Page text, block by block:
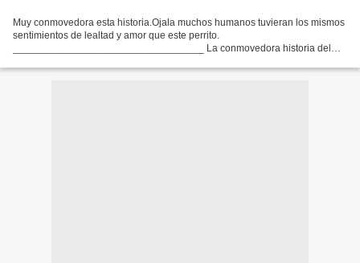
Muy conmovedora esta historia.Ojala muchos humanos tuvieran los mismos
sentimientos de lealtad y amor que este perrito.
__________________________________ La conmovedora historia del